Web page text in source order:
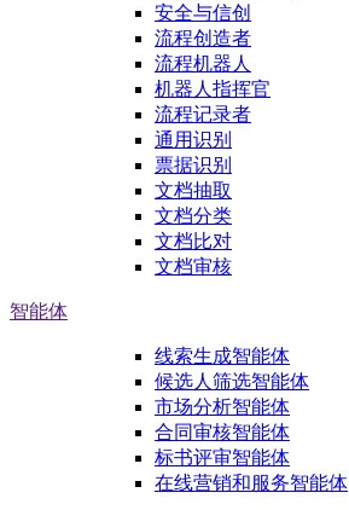
安全与信创
流程创造者
流程机器人
机器人指挥官
流程记录者
通用识别
票据识别
文档抽取
文档分类
文档比对
文档审核
智能体
线索生成智能体
候选人筛选智能体
市场分析智能体
合同审核智能体
标书评审智能体
在线营销和服务智能体